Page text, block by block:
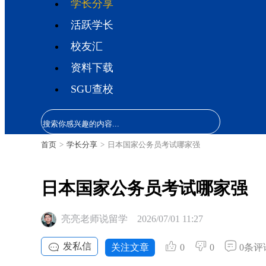
学长分享
活跃学长
校友汇
资料下载
SGU查校
首页 > 学长分享 > 日本国家公务员考试哪家强
日本国家公务员考试哪家强
亮亮老师说留学 2026/07/01 11:27
发私信 关注文章 0 0 0条评